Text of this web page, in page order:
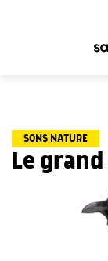
SONS NATURE
Le